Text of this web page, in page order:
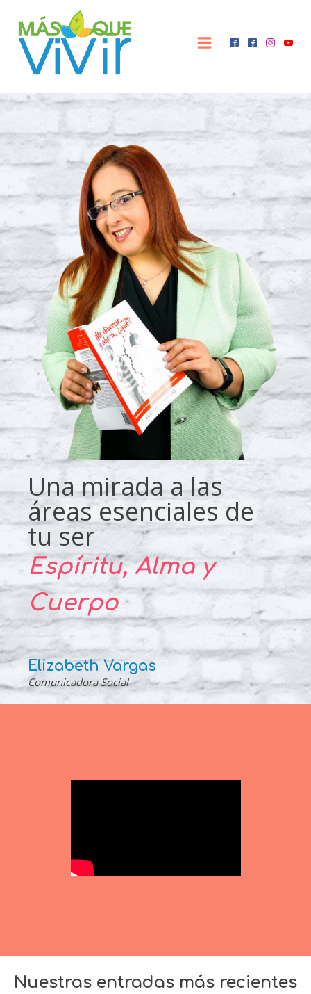
Una mirada a las
áreas esenciales de
tu ser
Espíritu, Alma y
Cuerpo
Elizabeth Vargas
Comunicadora Social
Nuestras entradas más recientes